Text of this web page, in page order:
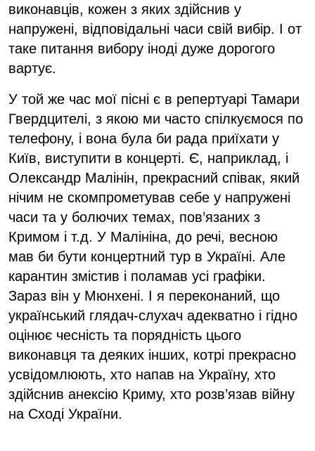
виконавців, кожен з яких здійснив у
напружені, відповідальні часи свій вибір. І от
таке питання вибору іноді дуже дорогого
вартує.
У той же час мої пісні є в репертуарі Тамари
Гвердцителі, з якою ми часто спілкуємося по
телефону, і вона була би рада приїхати у
Київ, виступити в концерті. Є, наприклад, і
Олександр Малінін, прекрасний співак, який
нічим не скомпрометував себе у напружені
часи та у болючих темах, пов’язаних з
Кримом і т.д. У Малініна, до речі, весною
мав би бути концертний тур в Україні. Але
карантин змістив і поламав усі графіки.
Зараз він у Мюнхені. І я переконаний, що
український глядач-слухач адекватно і гідно
оцінює чесність та порядність цього
виконавця та деяких інших, котрі прекрасно
усвідомлюють, хто напав на Україну, хто
здійснив анексію Криму, хто розв’язав війну
на Сході України.